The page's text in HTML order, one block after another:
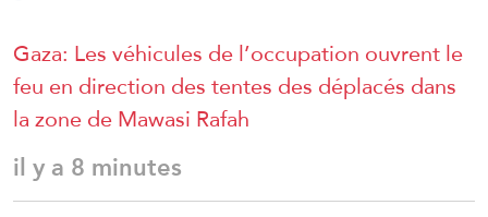
Gaza: Les véhicules de l’occupation ouvrent le
feu en direction des tentes des déplacés dans
la zone de Mawasi Rafah
il y a 8 minutes